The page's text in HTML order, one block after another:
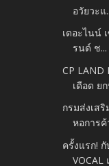
อวัยวะแ
เดอะไนน์
รนด์ ช...
CP LAND
เดือด ยก
กรมส่งเส
หอการค้
ครั้งแรก!
VOCAL